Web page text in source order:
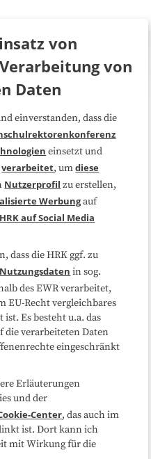
von
von
Daten
einverstanden, dass die
einsetzt und
verarbeitet, umdiese
Nutzerprofil zu erstellen,
Werbungauf
auf Social Media
dass die HRK ggf. zu
in sog.
des EWR verarbeitet,
EU-Recht vergleichbares
Es besteht u.a. das
die verarbeiteten Daten
eingeschränkt
Erläuterungen
und der
Center, das auch im
ist. Dort kann ich
mit Wirkung für die